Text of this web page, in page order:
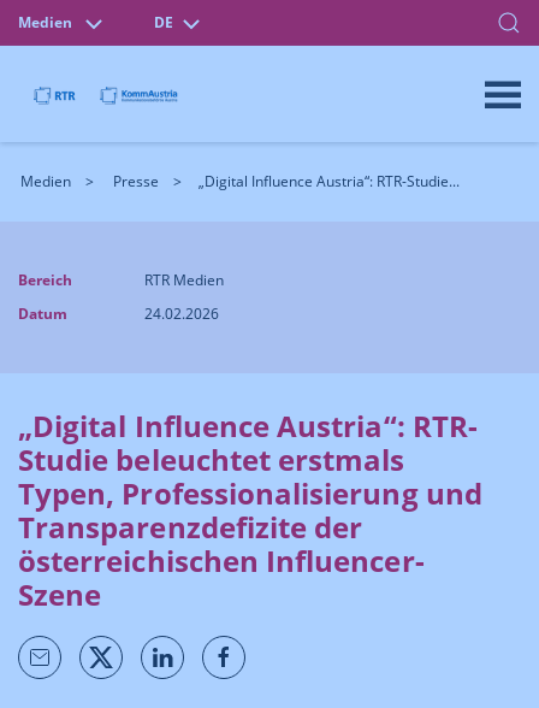
Medien DE
Medien Presse „Digital Influence Austria“: RTR-Studie...
Bereich
RTR Medien
Datum
24.02.2026
„Digital Influence Austria“: RTR-
Studie beleuchtet erstmals
Typen, Professionalisierung und
Transparenzdefizite der
österreichischen Influencer-
Szene